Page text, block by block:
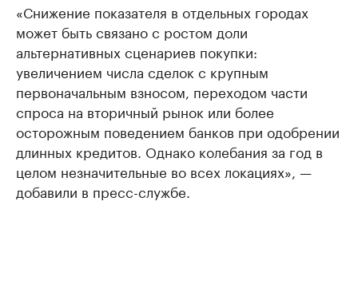
«Снижение показателя в отдельных городах
может быть связано с ростом доли
альтернативных сценариев покупки:
увеличением числа сделок с крупным
первоначальным взносом, переходом части
спроса на вторичный рынок или более
осторожным поведением банков при одобрении
длинных кредитов. Однако колебания за год в
целом незначительные во всех локациях», —
добавили в пресс-службе.